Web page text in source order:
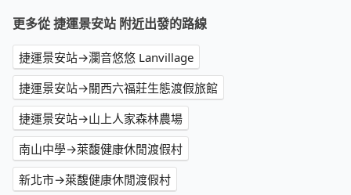
更多從 捷運景安站 附近出發的路線
捷運景安站→瀾音悠悠 Lanvillage
捷運景安站→關西六福莊生態渡假旅館
捷運景安站→山上人家森林農場
南山中學→萊馥健康休閒渡假村
新北市→萊馥健康休閒渡假村